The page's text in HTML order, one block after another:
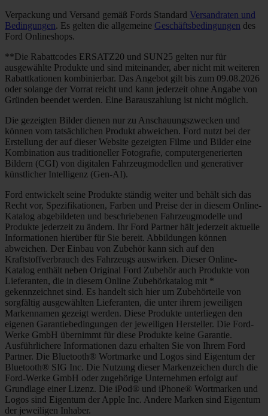
Verpackung und Versand gemäß Fords Standard Versandraten und
Bedingungen. Es gelten die allgemeine Geschäftsbedingungen des
Ford Onlineshops.
**Die Rabattcodes ERSATZ20 und SUN25 gelten nur für
ausgewählte Produkte und sind miteinander, aber nicht mit weiteren
Rabattkationen kombinierbar. Das Angebot gilt bis zum 09.08.2026
oder solange der Vorrat reicht und kann jederzeit ohne Angabe von
Gründen beendet werden. Eine Barauszahlung ist nicht möglich.
Die gezeigten Bilder dienen nur zu Anschauungszwecken und
können vom tatsächlichen Produkt abweichen. Ford nutzt bei der
Erstellung der auf dieser Website gezeigten Filme und Bilder eine
Kombination aus traditioneller Fotografie, computergenerierten
Bildern (CGI) von digitalen Fahrzeugmodellen und generativer
künstlicher Intelligenz (Gen-AI).
Ford entwickelt seine Produkte ständig weiter und behält sich das
Recht vor, Spezifikationen, Farben und Preise der in diesem Online-
Katalog abgebildeten und beschriebenen Fahrzeugmodelle und
Produkte jederzeit zu ändern. Ihr Ford Partner hält jederzeit aktuelle
Informationen hierüber für Sie bereit. Abbildungen können
abweichen. Der Einbau von Zubehör kann sich auf den
Kraftstoffverbrauch des Fahrzeugs auswirken. Dieser Online-
Katalog enthält neben Original Ford Zubehör auch Produkte von
Lieferanten, die in diesem Online Zubehörkatalog mit *
gekennzeichnet sind. Es handelt sich hier um Zubehörteile von
sorgfältig ausgewählten Lieferanten, die unter ihrem jeweiligen
Markennamen gezeigt werden. Diese Produkte unterliegen den
eigenen Garantiebedingungen der jeweiligen Hersteller. Die Ford-
Werke GmbH übernimmt für diese Produkte keine Garantie.
Ausführlichere Informationen dazu erhalten Sie von Ihrem Ford
Partner. Die Bluetooth® Wortmarke und Logos sind Eigentum der
Bluetooth® SIG Inc. Die Nutzung dieser Markenzeichen durch die
Ford-Werke GmbH oder zugehörige Unternehmen erfolgt auf
Grundlage einer Lizenz. Die iPod® und iPhone® Wortmarken und
Logos sind Eigentum der Apple Inc. Andere Marken sind Eigentum
der jeweiligen Inhaber.